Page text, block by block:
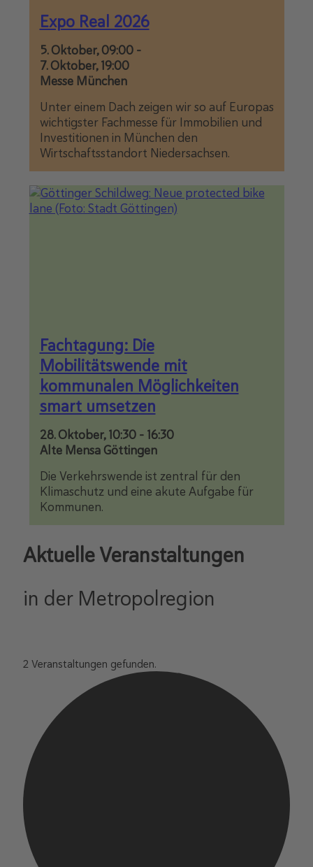
Expo Real 2026
Unter einem Dach zeigen wir so auf Europas
wichtigster Fachmesse für Immobilien und
Investitionen in München den
Wirtschaftsstandort Niedersachsen.
5. Oktober, 09:00-
7. Oktober, 19:00
Messe München
Fachtagung: Die
Mobilitätswende mit
kommunalen Möglichkeiten
smart umsetzen
Die Verkehrswende ist zentral für den
Klimaschutz und eine akute Aufgabe für
Kommunen.
28. Oktober, 10:30- 16:30
Alte Mensa Göttingen
Aktuelle Veranstaltungen
in der Metropolregion
2 Veranstaltungen gefunden.